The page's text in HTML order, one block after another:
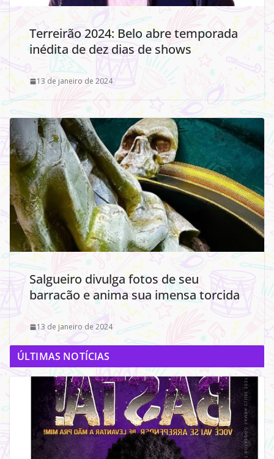
Terreirão 2024: Belo abre temporada
inédita de dez dias de shows
13 de janeiro de 2024
Salgueiro divulga fotos de seu
barracão e anima sua imensa torcida
13 de janeiro de 2024
ÚLTIMAS NOTÍCIAS